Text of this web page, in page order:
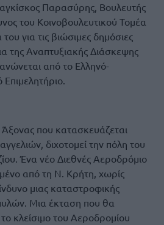
Παρασύρης, Βουλευτής
του Κοινοβουλευτικού Τομέα
για τις βιώσιμες δημόσιες
της Αναπτυξιακής Διάσκεψης
από το Ελληνό-
που κατασκευάζεται
διχοτομεί την πόλη του
Ένα νέο Διεθνές Αεροδρόμιο
από τη Ν. Κρήτη, χωρίς
μιας καταστροφικής
Μια έκταση που θα
κλείσιμο του Αεροδρομίου